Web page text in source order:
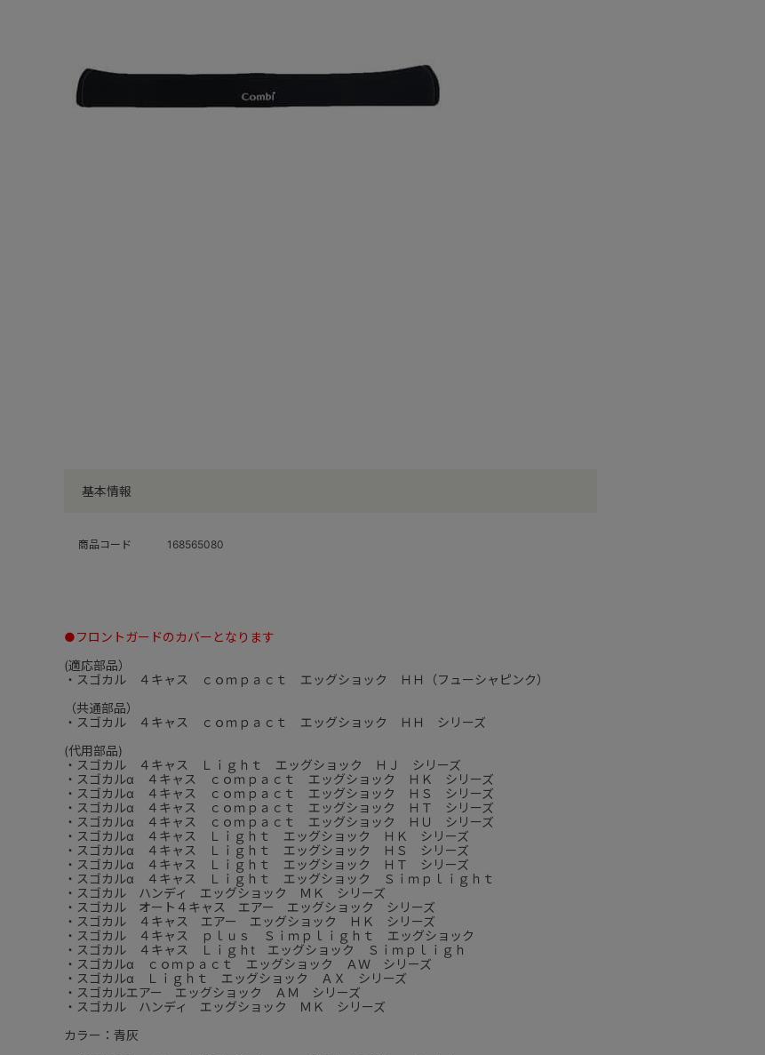
基本情報
商品コード 168565080
●フロントガードのカバーとなります
(適応部品）
・スゴカル ４キャス ｃｏｍｐａｃｔ エッグショック ＨＨ（フューシャピンク）
（共通部品）
・スゴカル ４キャス ｃｏｍｐａｃｔ エッグショック ＨＨ シリーズ
(代用部品)
・スゴカル ４キャス Ｌｉｇｈｔ エッグショック ＨＪ シリーズ
・スゴカルα ４キャス ｃｏｍｐａｃｔ エッグショック ＨＫ シリーズ
・スゴカルα ４キャス ｃｏｍｐａｃｔ エッグショック ＨＳ シリーズ
・スゴカルα ４キャス ｃｏｍｐａｃｔ エッグショック ＨＴ シリーズ
・スゴカルα ４キャス ｃｏｍｐａｃｔ エッグショック ＨＵ シリーズ
・スゴカルα ４キャス Ｌｉｇｈｔ エッグショック ＨＫ シリーズ
・スゴカルα ４キャス Ｌｉｇｈｔ エッグショック ＨＳ シリーズ
・スゴカルα ４キャス Ｌｉｇｈｔ エッグショック ＨＴ シリーズ
・スゴカルα ４キャス Ｌｉｇｈｔ エッグショック Ｓｉｍｐｌｉｇｈｔ
・スゴカル ハンディ エッグショック ＭＫ シリーズ
・スゴカル オート４キャス エアー エッグショック シリーズ
・スゴカル ４キャス エアー エッグショック ＨＫ シリーズ
・スゴカル ４キャス ｐｌｕｓ Ｓｉｍｐｌｉｇｈｔ エッグショック
・スゴカル ４キャス Ｌｉｇｈt エッグショック Ｓｉｍｐｌｉｇｈ
・スゴカルα ｃｏｍｐａｃｔ エッグショック ＡＷ シリーズ
・スゴカルα Ｌｉｇｈｔ エッグショック ＡＸ シリーズ
・スゴカルエアー エッグショック ＡＭ シリーズ
・スゴカル ハンディ エッグショック ＭＫ シリーズ
カラー：青灰